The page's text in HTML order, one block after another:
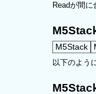
Readが間
M5Stack
以下のよう